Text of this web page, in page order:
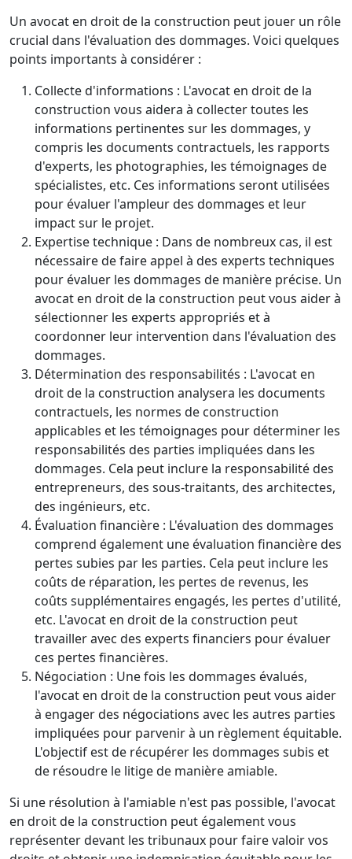
Un avocat en droit de la construction peut jouer un rôle
crucial dans l'évaluation des dommages. Voici quelques
points importants à considérer :
Collecte d'informations : L'avocat en droit de la
construction vous aidera à collecter toutes les
informations pertinentes sur les dommages, y
compris les documents contractuels, les rapports
d'experts, les photographies, les témoignages de
spécialistes, etc. Ces informations seront utilisées
pour évaluer l'ampleur des dommages et leur
impact sur le projet.
Expertise technique : Dans de nombreux cas, il est
nécessaire de faire appel à des experts techniques
pour évaluer les dommages de manière précise. Un
avocat en droit de la construction peut vous aider à
sélectionner les experts appropriés et à
coordonner leur intervention dans l'évaluation des
dommages.
Détermination des responsabilités : L'avocat en
droit de la construction analysera les documents
contractuels, les normes de construction
applicables et les témoignages pour déterminer les
responsabilités des parties impliquées dans les
dommages. Cela peut inclure la responsabilité des
entrepreneurs, des sous-traitants, des architectes,
des ingénieurs, etc.
Évaluation financière : L'évaluation des dommages
comprend également une évaluation financière des
pertes subies par les parties. Cela peut inclure les
coûts de réparation, les pertes de revenus, les
coûts supplémentaires engagés, les pertes d'utilité,
etc. L'avocat en droit de la construction peut
travailler avec des experts financiers pour évaluer
ces pertes financières.
Négociation : Une fois les dommages évalués,
l'avocat en droit de la construction peut vous aider
à engager des négociations avec les autres parties
impliquées pour parvenir à un règlement équitable.
L'objectif est de récupérer les dommages subis et
de résoudre le litige de manière amiable.
Si une résolution à l'amiable n'est pas possible, l'avocat
en droit de la construction peut également vous
représenter devant les tribunaux pour faire valoir vos